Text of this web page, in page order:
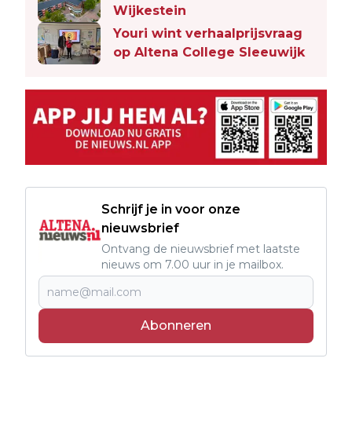
Wijkestein
Youri wint verhaalprijsvraag
op Altena College Sleeuwijk
Schrijf je in voor onze
nieuwsbrief
Ontvang de nieuwsbrief met laatste
nieuws om 7.00 uur in je mailbox.
Abonneren